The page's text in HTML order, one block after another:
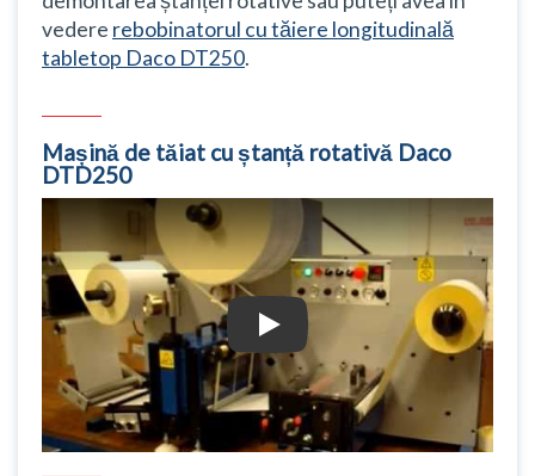
vedere rebobinatorul cu tăiere longitudinală
tabletop Daco DT250.
Mașină de tăiat cu ștanță rotativă Daco
DTD250
Mașină de tăiat cu ștanță rotativă Daco